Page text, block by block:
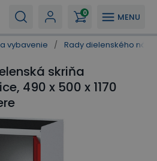
MENU
0
vybavenie / Rady dielenského
skriňa
490 x 500 x 1170